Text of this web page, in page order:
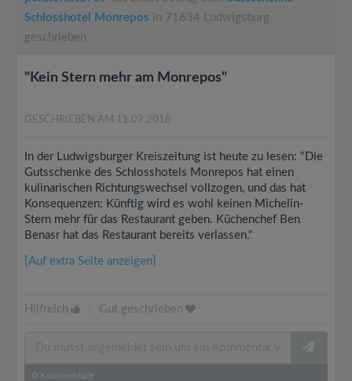
Schlosshotel Monrepos in 71634 Ludwigsburg
geschrieben
"Kein Stern mehr am Monrepos"
GESCHRIEBEN AM 11.09.2018
In der Ludwigsburger Kreiszeitung ist heute zu lesen: "Die
Gutsschenke des Schlosshotels Monrepos hat einen
kulinarischen Richtungswechsel vollzogen, und das hat
Konsequenzen: Künftig wird es wohl keinen Michelin-
Stern mehr für das Restaurant geben. Küchenchef Ben
Benasr hat das Restaurant bereits verlassen."
[Auf extra Seite anzeigen]
Hilfreich Gut geschrieben
0 Kommentare